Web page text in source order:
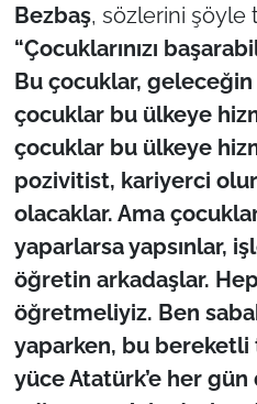
Bezbaş, sözlerini şöyle
“Çocuklarınızı
Bu çocuklar,
çocuklar bu ülkeye
çocuklar bu ülkeye
pozivitist, kariyerci
olacaklar. Ama
yaparlarsa yapsınlar,
öğretin arkadaşlar.
öğretmeliyiz. Ben
yaparken, bu bereketli
yüce Atatürk’e her